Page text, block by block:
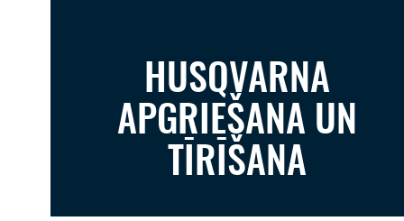
HUSQVARNA
APGRIEŠANA UN
TĪRĪŠANA